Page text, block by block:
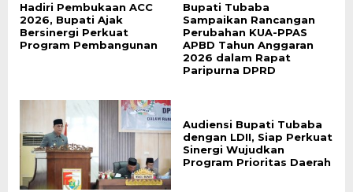
Hadiri Pembukaan ACC
2026, Bupati Ajak
Bersinergi Perkuat
Program Pembangunan
Bupati Tubaba
Sampaikan Rancangan
Perubahan KUA-PPAS
APBD Tahun Anggaran
2026 dalam Rapat
Paripurna DPRD
Audiensi Bupati Tubaba
dengan LDII, Siap Perkuat
Sinergi Wujudkan
Program Prioritas Daerah